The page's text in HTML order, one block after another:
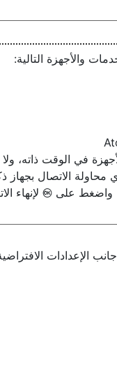
والأجهزة التالية:
في الوقت ذاته، ولا
الاتصال بجهاز
واضغط على J لإنهاء
الإعدادات